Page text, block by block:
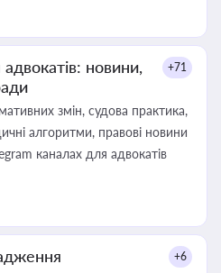
новини,
+71
змін, судова практика,
алгоритми, правові новини
каналах для адвокатів
+6